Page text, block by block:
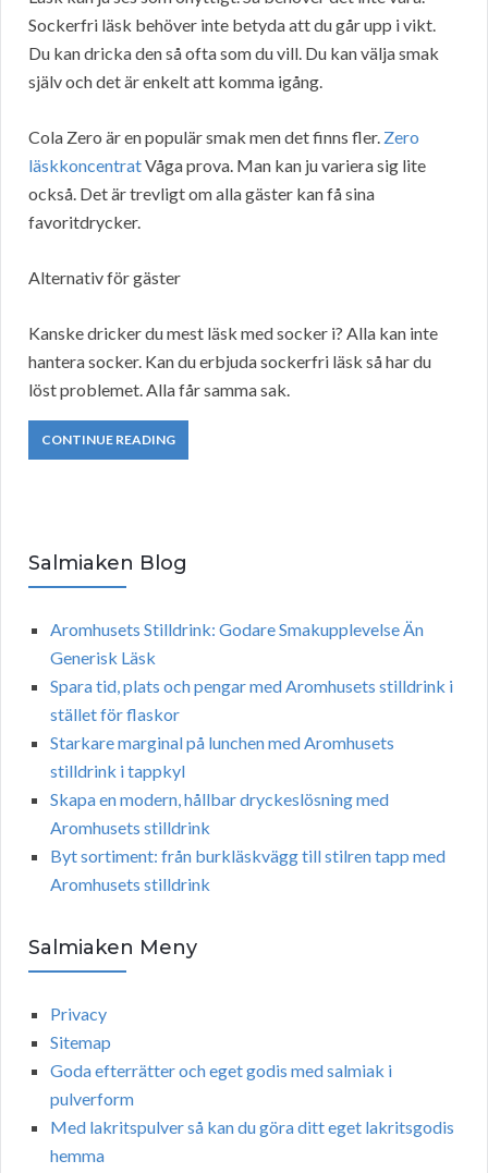
Sockerfri läsk behöver inte betyda att du går upp i vikt.
Du kan dricka den så ofta som du vill. Du kan välja smak
själv och det är enkelt att komma igång.
Cola Zero är en populär smak men det finns fler. Zero
läskkoncentratVåga prova. Man kan ju variera sig lite
också. Det är trevligt om alla gäster kan få sina
favoritdrycker.
Alternativ för gäster
Kanske dricker du mest läsk med socker i? Alla kan inte
hantera socker. Kan du erbjuda sockerfri läsk så har du
löst problemet. Alla får samma sak.
CONTINUE READING
Salmiaken Blog
Aromhusets Stilldrink: Godare Smakupplevelse Än
Generisk Läsk
Spara tid, plats och pengar med Aromhusets stilldrink i
stället för flaskor
Starkare marginal på lunchen med Aromhusets
stilldrink i tappkyl
Skapa en modern, hållbar dryckeslösning med
Aromhusets stilldrink
Byt sortiment: från burkläskvägg till stilren tapp med
Aromhusets stilldrink
Salmiaken Meny
Privacy
Sitemap
Goda efterrätter och eget godis med salmiak i
pulverform
Med lakritspulver så kan du göra ditt eget lakritsgodis
hemma